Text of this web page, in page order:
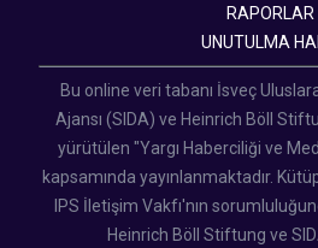
RAPORLAR
UNUTULMA
Bu online veri tabanı İsveç
Ajansı (SIDA) ve Heinrich Böll
yürütülen "Yargı Haberciliği ve
kapsamında yayınlanmaktadır.
IPS İletişim Vakfı'nın
Heinrich Böll Stiftung ve